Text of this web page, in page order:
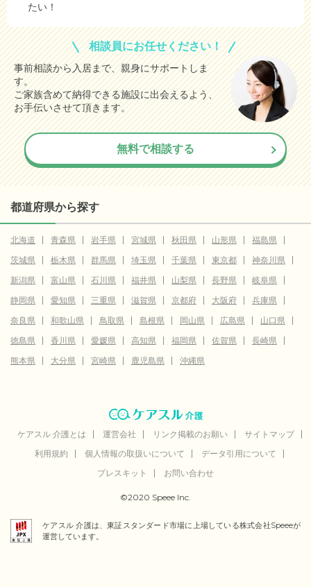
たい！
相談員にお任せください！
事前相談から入居まで、親身にサポートしま
す。
ご家族含めて納得できる施設に出会えるよう、
お手伝いさせて頂きます。
無料で相談する
都道府県から探す
北海道 青森県 岩手県 宮城県 秋田県 山形県
福島県
茨城県
栃木県 群馬県 埼玉県 千葉県 東京都
神奈川県
新潟県
富山県 石川県 福井県 山梨県 長野県
岐阜県
静岡県
愛知県 三重県 滋賀県 京都府 大阪府
兵庫県
奈良県
和歌山県 鳥取県 島根県 岡山県 広島県
山口県
徳島県
香川県 愛媛県 高知県 福岡県 佐賀県
長崎県
熊本県
大分県 宮崎県 鹿児島県 沖縄県
ケアスル 介護とは 運営会社 リンク掲載のお願い
サイトマップ
利用規約
個人情報の取扱いについて
データ引用について
プレスキット
お問い合わせ
©2020 Speee Inc.
ケアスル 介護は、東証スタンダード市場に上場している株式会社Speeeが
運営しています。